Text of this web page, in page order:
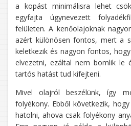
a kopást minimálisra lehet
egyfajta úgynevezett
felületen. A kenőolajoknak
azért különösen fontos, mert a
keletkezik és nagyon fontos,
elvezetni, ezáltal nem bomlik le
tartós hatást tud kifejteni.
Mivel olajról beszélünk, így
folyékony. Ebből következik,
hatolni, ahova csak folyékony